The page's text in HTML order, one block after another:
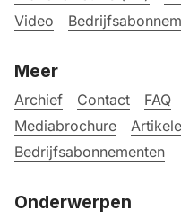
Video
Meer
Archief Contact FAQ
Mediabrochure
Bedrijfsabonnementen
Onderwerpen